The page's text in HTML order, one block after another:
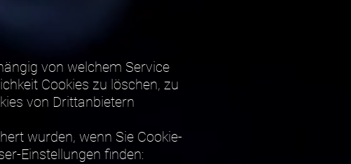
von welchem Service
Cookies zu löschen, zu
von Drittanbietern
wurden, wenn Sie Cookie-
Einstellungen finden: